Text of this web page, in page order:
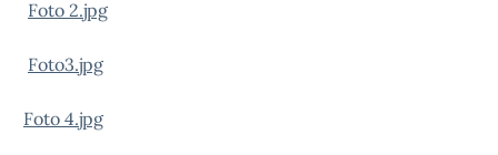
Foto 2.jpg
Foto3.jpg
Foto 4.jpg